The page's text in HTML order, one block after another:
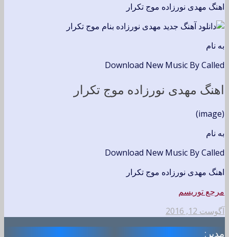
اهنگ مهدی نورزاده موج تکرار
به نام
Download New Music By Called
اهنگ مهدی نورزاده موج تکرار
(image)
به نام
Download New Music By Called
اهنگ مهدی نورزاده موج تکرار
مرجع توریسم
آگوست 12, 2016
مدیر: